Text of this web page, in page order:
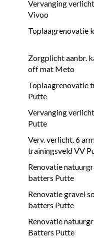
Vervanging
Vivoo
Toplaagrenovatie
Zorgplicht aanbr.
off mat Meto
Toplaagrenovatie
Putte
Vervanging
Putte
Verv. verlicht. 6
trainingsveld VV
Renovatie
batters Putte
Renovatie gravel
batters Putte
Renovatie
Batters Putte